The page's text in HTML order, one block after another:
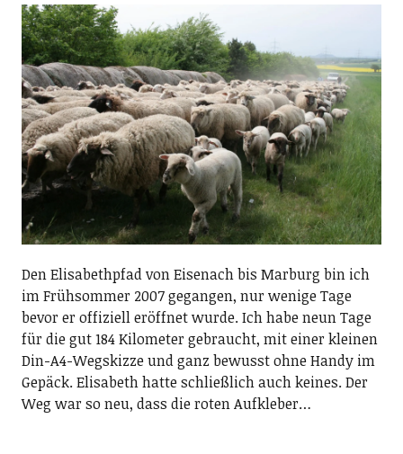
Den Elisabethpfad von Eisenach bis Marburg bin ich
im Frühsommer 2007 gegangen, nur wenige Tage
bevor er offiziell eröffnet wurde. Ich habe neun Tage
für die gut 184 Kilometer gebraucht, mit einer kleinen
Din-A4-Wegskizze und ganz bewusst ohne Handy im
Gepäck. Elisabeth hatte schließlich auch keines. Der
Weg war so neu, dass die roten Aufkleber…